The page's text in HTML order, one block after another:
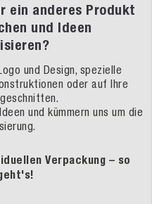
ein anderes Produkt
und Ideen
und Design, spezielle
oder auf Ihre
und kümmern uns um die
Verpackung – so